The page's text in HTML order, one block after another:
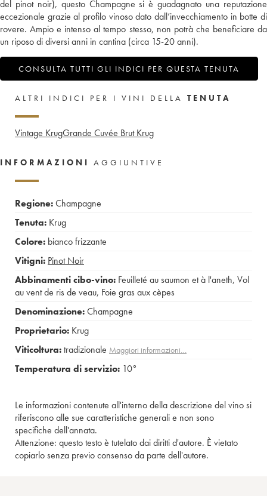
del pinot noir), questo Champagne si è guadagnato una reputazione
eccezionale grazie al profilo vinoso dato dall’invecchiamento in botte di
rovere. Ampio e intenso al tempo stesso, non potrà che beneficiare da
un riposo di diversi anni in cantina (circa 15-20 anni).
CONSULTA TUTTI GLI INDICI PER QUESTA TENUTA
ALTRI INDICI PER I VINI DELLA TENUTA
Vintage KrugGrande Cuvée Brut Krug
INFORMAZIONI AGGIUNTIVE
Regione:Champagne
Tenuta: Krug
Colore: bianco frizzante
Vitigni: Pinot Noir
Abbinamenti cibo-vino: Feuilleté au saumon et à l'aneth, Vol
au vent de ris de veau, Foie gras aux cèpes
Denominazione:Champagne
Proprietario: Krug
Viticoltura:tradizionale Maggiori informazioni…
Temperatura di servizio: 10°
Le informazioni contenute all'interno della descrizione del vino si
riferiscono alle sue caratteristiche generali e non sono
specifiche dell'annata.
Attenzione: questo testo è tutelato dai diritti d'autore. È vietato
copiarlo senza previo consenso da parte dell'autore.